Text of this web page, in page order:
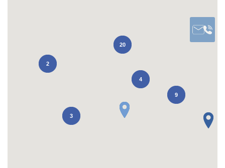
2
20
9
3
4